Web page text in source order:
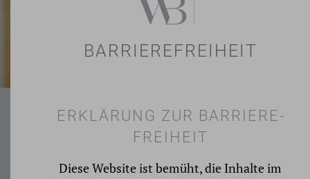
BARRIEREFREIHEIT
ERKLÄRUNG ZUR BARRIERE­
FREIHEIT
Diese Website ist bemüht, die Inhalte im